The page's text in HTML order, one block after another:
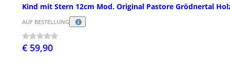
Kind mit Stern 12cm Mod. Original Pastore Grödnertal
AUF BESTELLUNG
€ 59,90